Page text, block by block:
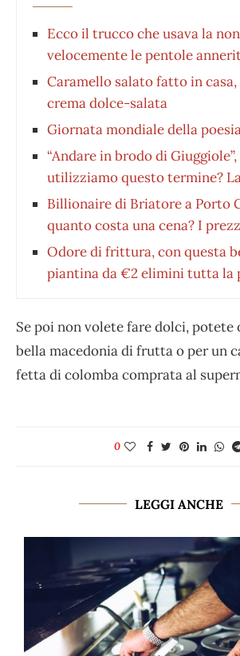
Ecco il trucco che usava la
velocemente le pentole
Caramello salato fatto in
crema dolce-salata
Giornata mondiale della
“Andare in brodo di
utilizziamo questo termine?
Billionaire di Briatore a Porto
quanto costa una cena? I
Odore di frittura, con questa
piantina da €2 elimini tutta la
Se poi non volete fare dolci, potete
bella macedonia di frutta o per un
fetta di colomba comprata al
0
LEGGI ANCHE